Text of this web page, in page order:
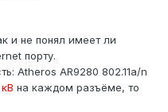
и не понял имеет ли
порту.
Atheros AR9280 802.11a/n
на каждом разъёме, то